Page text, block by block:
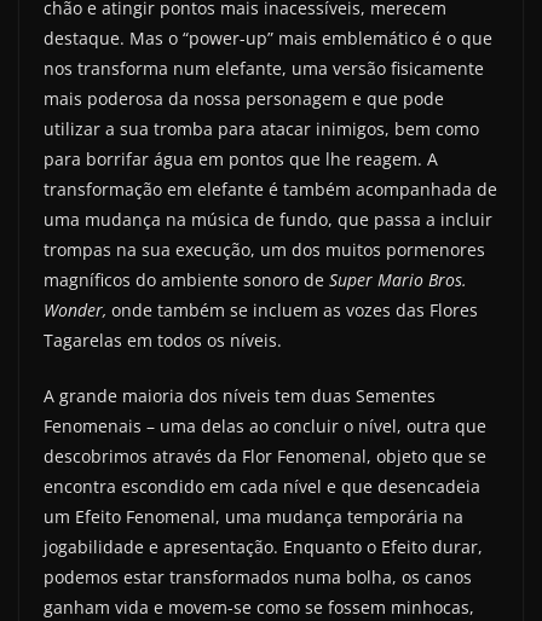
chão e atingir pontos mais inacessíveis, merecem
destaque. Mas o “power-up” mais emblemático é o que
nos transforma num elefante, uma versão fisicamente
mais poderosa da nossa personagem e que pode
utilizar a sua tromba para atacar inimigos, bem como
para borrifar água em pontos que lhe reagem. A
transformação em elefante é também acompanhada de
uma mudança na música de fundo, que passa a incluir
trompas na sua execução, um dos muitos pormenores
magníficos do ambiente sonoro de Super Mario Bros.
Wonder, onde também se incluem as vozes das Flores
Tagarelas em todos os níveis.
A grande maioria dos níveis tem duas Sementes
Fenomenais – uma delas ao concluir o nível, outra que
descobrimos através da Flor Fenomenal, objeto que se
encontra escondido em cada nível e que desencadeia
um Efeito Fenomenal, uma mudança temporária na
jogabilidade e apresentação. Enquanto o Efeito durar,
podemos estar transformados numa bolha, os canos
ganham vida e movem-se como se fossem minhocas,